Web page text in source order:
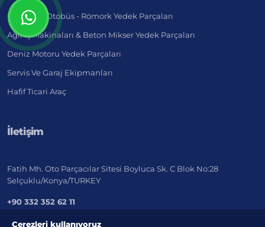
Kamyon - Otobüs - Römork Yedek Parçaları
Ağır İş Makinaları & Beton Mikser Yedek Parçaları
Deniz Motoru Yedek Parçaları
Servis Ve Garaj Ekipmanları
Hafif Ticari Araç
İletişim
Fatih Mh. Oto Parçacılar Sitesi Boyluca Sk. C Blok No:28
Selçuklu/Konya/TURKEY
+90 332 352 62 11
export@marketistanbul.net
Çerezleri kullanıyoruz